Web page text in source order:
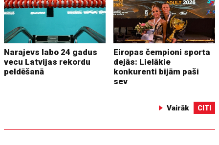
Narajevs labo 24 gadus
vecu Latvijas rekordu
peldēšanā
Eiropas čempioni sporta
dejās: Lielākie
konkurenti bijām paši
sev
Vairāk CITI